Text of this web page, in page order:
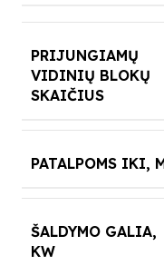
PRIJUNGIAMŲ
VIDINIŲ BLOKŲ
SKAIČIUS
PATALPOMS IKI,
ŠALDYMO GALIA,
KW